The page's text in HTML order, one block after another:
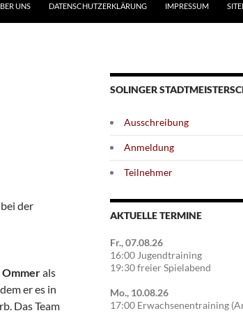
UNS DATENSCHUTZERKLÄRUNG IMPRESSUM
der
als
er es in
Das Team
SOLINGER
Ausschreibung
Anmeldung
Teilnehmer
AKTUELLE TERMINE
Fr., 07.08.26
16:00 Jugendtraining
19:30 freier Spielabend
Mo., 10.08.26
17:00 Erwachsenentraining